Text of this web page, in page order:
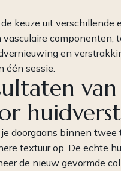
keuze uit verschillende
componenten,
en
één sessie.
van
doorgaans binnen twee
textuur op. De echte
de nieuw gevormde